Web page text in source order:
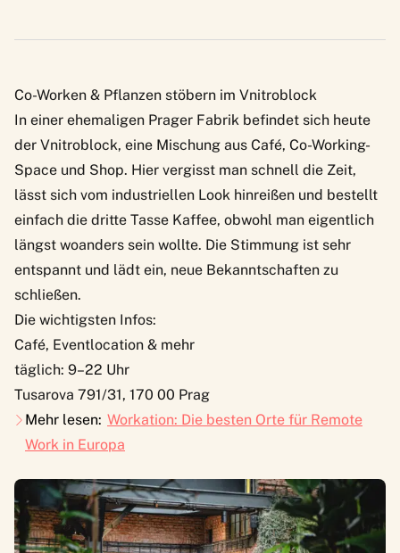
Co-Worken & Pflanzen stöbern im Vnitroblock
In einer ehemaligen Prager Fabrik befindet sich heute
der Vnitroblock, eine Mischung aus Café, Co-Working-
Space und Shop. Hier vergisst man schnell die Zeit,
lässt sich vom industriellen Look hinreißen und bestellt
einfach die dritte Tasse Kaffee, obwohl man eigentlich
längst woanders sein wollte. Die Stimmung ist sehr
entspannt und lädt ein, neue Bekanntschaften zu
schließen.
Die wichtigsten Infos:
Café, Eventlocation & mehr
täglich: 9–22 Uhr
Tusarova 791/31, 170 00 Prag
Mehr lesen: Workation: Die besten Orte für Remote
Work in Europa